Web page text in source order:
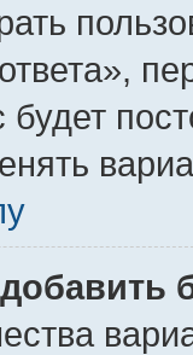
будет